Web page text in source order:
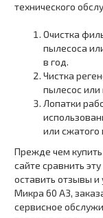
технического
Очистка
пылесоса
в год.
Чистка
пылесос или
Лопатки
или сжатого
Прежде чем
сайте сравнить
оставить отзывы и
Микра 60 А3,
сервисное